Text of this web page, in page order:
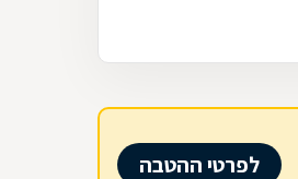
לפרטי ההטבה